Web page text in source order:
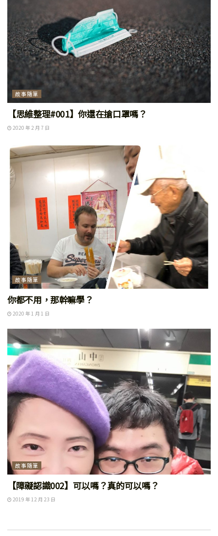
故事隨筆
【思維整理#001】你還在搶口罩嗎？
2020 年 2 月 7 日
故事隨筆
你都不用，那幹嘛學？
2020 年 1 月 1 日
故事隨筆
【障礙認識002】可以嗎？真的可以嗎？
2019 年 12 月 23 日